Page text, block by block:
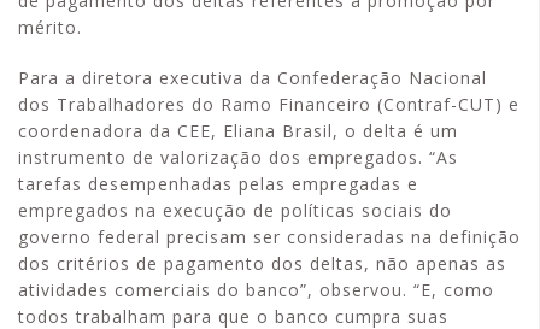
mérito.
Para a diretora executiva da Confederação Nacional
dos Trabalhadores do Ramo Financeiro (Contraf-CUT) e
coordenadora da CEE, Eliana Brasil, o delta é um
instrumento de valorização dos empregados. “As
tarefas desempenhadas pelas empregadas e
empregados na execução de políticas sociais do
governo federal precisam ser consideradas na definição
dos critérios de pagamento dos deltas, não apenas as
atividades comerciais do banco”, observou. “E, como
todos trabalham para que o banco cumpra suas